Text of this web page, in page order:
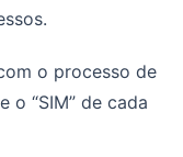
o processo de
o “SIM” de cada